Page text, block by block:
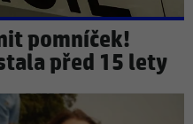
pomníček!
před 15 lety